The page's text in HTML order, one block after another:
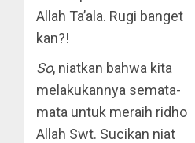
Allah Ta’ala. Rugi banget
kan?!
So, niatkan bahwa kita
melakukannya semata-
mata untuk meraih ridho
Allah Swt. Sucikan niat